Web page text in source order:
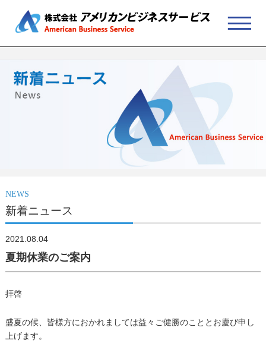
NEWS
新着ニュース
2021.08.04
夏期休業のご案内
拝啓
盛夏の候、皆様方におかれましては益々ご健勝のこととお慶び申し
上げます。